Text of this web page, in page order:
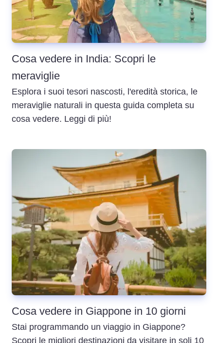
Cosa vedere in India: Scopri le
meraviglie
Esplora i suoi tesori nascosti, l'eredità storica, le
meraviglie naturali in questa guida completa su
cosa vedere. Leggi di più!
Cosa vedere in Giappone in 10 giorni
Stai programmando un viaggio in Giappone?
Scopri le migliori destinazioni da visitare in soli 10